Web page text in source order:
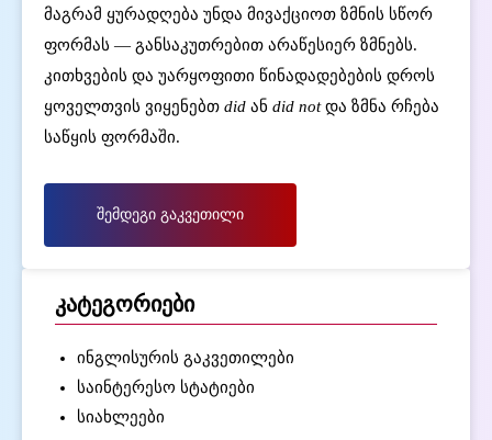
კატეგორიები
ინგლისურის გაკვეთილები
საინტერესო სტატიები
სიახლეები
მაგრამ ყურადღება უნდა მივაქციოთ ზმნის სწორ
ფორმას — განსაკუთრებით არაწესიერ ზმნებს.
კითხვების და უარყოფითი წინადადებების დროს
ყოველთვის ვიყენებთ did ან did notდა ზმნა რჩება
საწყის ფორმაში.
შემდეგი გაკვეთილი